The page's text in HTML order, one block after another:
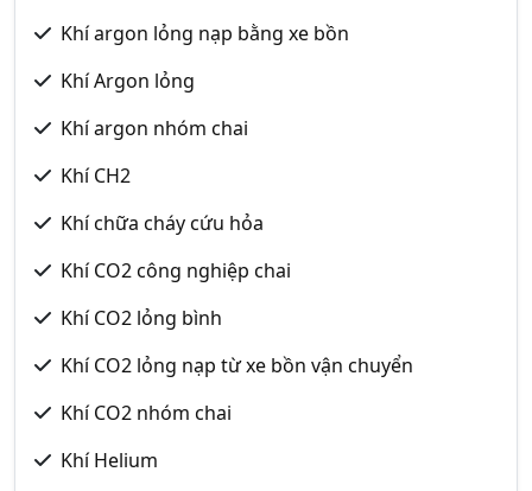
Khí argon lỏng nạp bằng xe bồn
Khí Argon lỏng
Khí argon nhóm chai
Khí CH2
Khí chữa cháy cứu hỏa
Khí CO2 công nghiệp chai
Khí CO2 lỏng bình
Khí CO2 lỏng nạp từ xe bồn vận chuyển
Khí CO2 nhóm chai
Khí Helium